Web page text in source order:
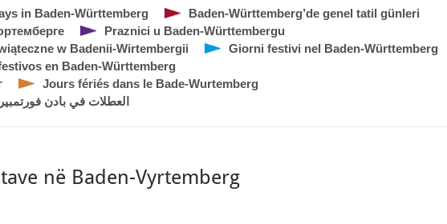
in Baden-Württemberg
Baden-Württemberg’de genel tatil günleri
Praznici u Baden-Württembergu
w Badenii-Wirtembergii
Giorni festivi nel Baden-Württemberg
en Baden-Württemberg
Jours fériés dans le Bade-Wurtemberg
العطلات في بادن
në Baden-Vyrtemberg